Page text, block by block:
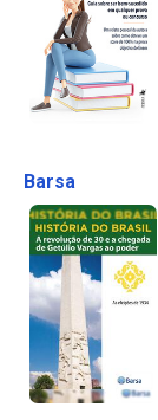
Barsa